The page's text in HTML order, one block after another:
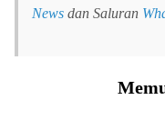
News dan Saluran